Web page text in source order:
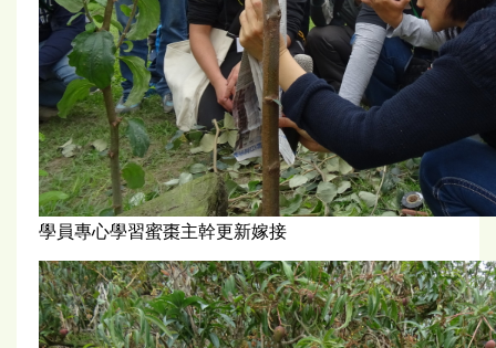
學員專心學習蜜棗主幹更新嫁接